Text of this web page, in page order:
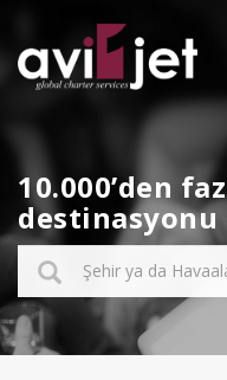
10.000’den
destinasyonu